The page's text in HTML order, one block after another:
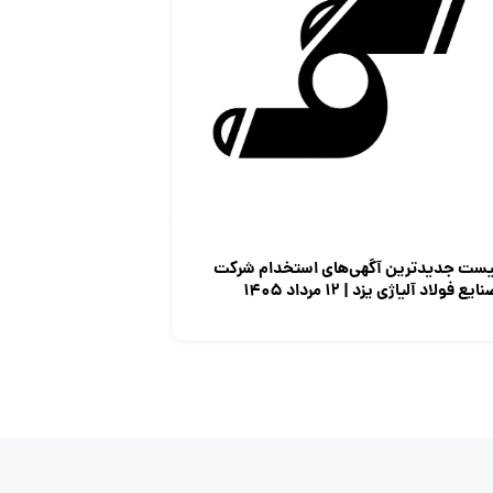
جدیدترین آگهی‌های استخدام شرکت
فولاد آلیاژی یزد | ۱۲ مرداد ۱۴۰۵